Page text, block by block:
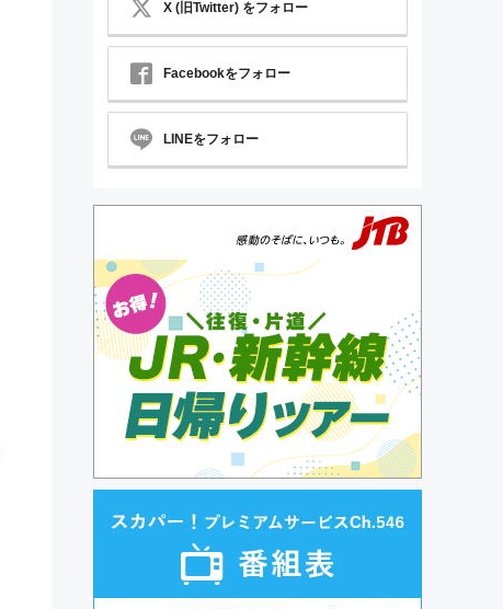
X (旧Twitter) をフォロー
Facebookをフォロー
LINEをフォロー